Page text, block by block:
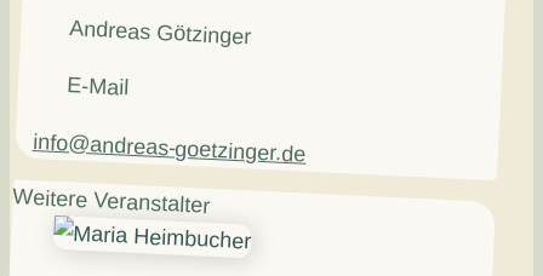
Andreas Götzinger
E-Mail
info@andreas-goetzinger.de
Weitere Veranstalter